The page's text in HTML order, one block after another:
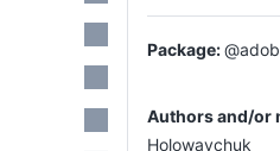
Holowaychuk